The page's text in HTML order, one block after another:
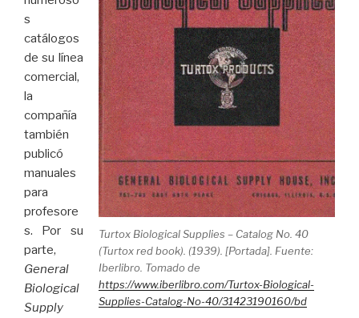
Turtox Biological Supplies – Catalog No. 40
(Turtox red book). (1939). [Portada]. Fuente:
Iberlibro. Tomado de
https://www.iberlibro.com/Turtox-Biological-
Supplies-Catalog-No-40/31423190160/bd
s
catálogos
de su línea
comercial,
la
compañía
también
publicó
manuales
para
profesore
s. Por su
parte,
General
Biological
Supply